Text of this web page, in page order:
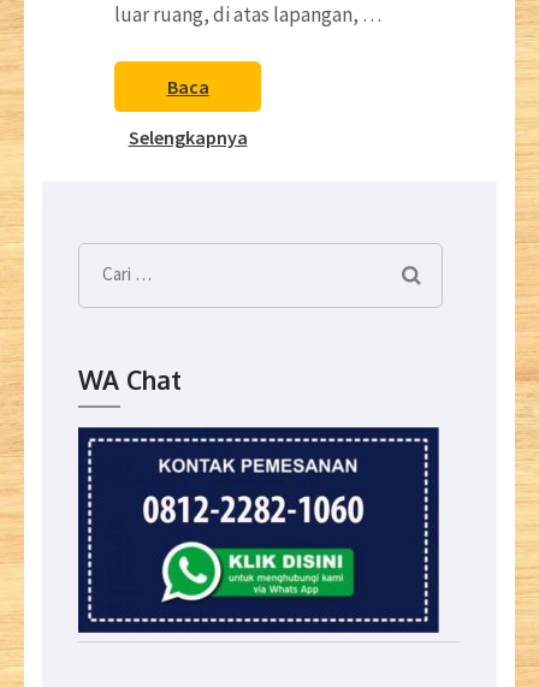
luar ruang, di atas lapangan, …
Baca
Selengkapnya
Cari
untuk:
WA Chat